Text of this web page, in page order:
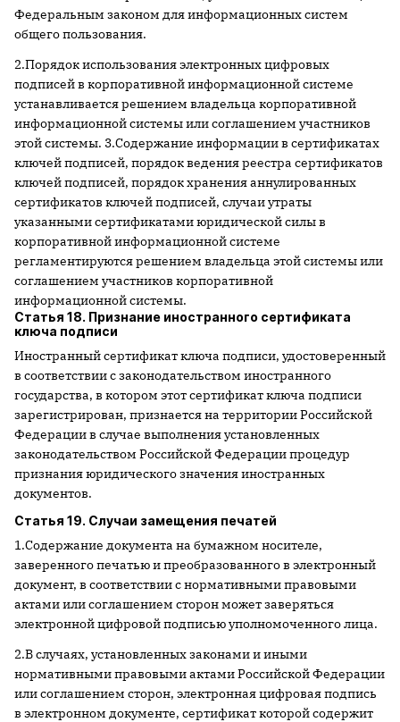
Федеральным законом для информационных систем
общего пользования.
2.Порядок использования электронных цифровых
подписей в корпоративной информационной системе
устанавливается решением владельца корпоративной
информационной системы или соглашением участников
этой системы. 3.Содержание информации в сертификатах
ключей подписей, порядок ведения реестра сертификатов
ключей подписей, порядок хранения аннулированных
сертификатов ключей подписей, случаи утраты
указанными сертификатами юридической силы в
корпоративной информационной системе
регламентируются решением владельца этой системы или
соглашением участников корпоративной
информационной системы.
Статья 18. Признание иностранного сертификата
ключа подписи
Иностранный сертификат ключа подписи, удостоверенный
в соответствии с законодательством иностранного
государства, в котором этот сертификат ключа подписи
зарегистрирован, признается на территории Российской
Федерации в случае выполнения установленных
законодательством Российской Федерации процедур
признания юридического значения иностранных
документов.
Статья 19. Случаи замещения печатей
1.Содержание документа на бумажном носителе,
заверенного печатью и преобразованного в электронный
документ, в соответствии с нормативными правовыми
актами или соглашением сторон может заверяться
электронной цифровой подписью уполномоченного лица.
2.В случаях, установленных законами и иными
нормативными правовыми актами Российской Федерации
или соглашением сторон, электронная цифровая подпись
в электронном документе, сертификат которой содержит